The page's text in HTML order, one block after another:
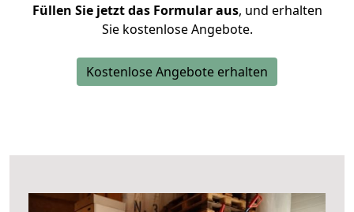
Füllen Sie jetzt das Formular aus, und erhalten
Sie kostenlose Angebote.
Kostenlose Angebote erhalten